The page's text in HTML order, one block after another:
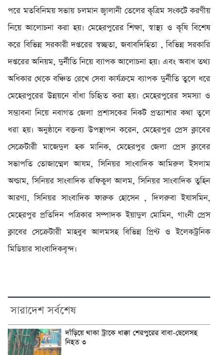
পরে মতবিনিময় সভায় চলমান জ্বালানী তেলের কৃত্রিম সংকটে করণীয়
নিয়ে আলোচনা করা হয়। মেহেরপুরের শিক্ষা, স্বাস্থ্য ও কৃষি বিশেষ
করে বিভিন্ন সরকারী দপ্তরের স্বচ্ছতা, জবাবদিহিতা , বিভিন্ন সরকারি
দপ্তরের অনিয়ম, দুর্নীতি নিয়ে ব্যাপক আলোচনা হয়। এবং অবাধ তথ্য
অধিকার থেকে বঞ্চিত রেখে সেবা কার্যক্রমে ব্যাপক দুর্নীতি তুলে ধরে
মেহেরপুরের উন্নয়নে বাঁধা চিহিৃত করা হয়। মেহেরপুরের সমস্যা ও
সম্ভাবনা নিয়ে নবাগত জেলা প্রশাসকের নিকট প্রত্যাশার কথা তুলে
ধরা হয়। অনুষ্ঠানে বক্তব্য উপস্থাপন করেন, মেহেরপুর প্রেস ক্লাবের
সেক্রেটারী মাজেদুল হক মানিক, মেহেরপুর জেলা প্রেস ক্লাবের
সভাপতি তোজাম্মেল আযম, সিনিয়র সাংবাদিক আমিরুল ইসলাম
অল্ডাম, সিনিয়র সাংবাদিক রফিকুল আলম, সিনিয়র সাংবাদিক তুহিন
আরণ্য, সিনিয়র সাংবাদিক ফারুক হোসেন , দিলরুবা ইযাসমিন,
মেহেরপুর প্রতিদিন পত্রিকার সম্পাদক ইয়াদুল মোমিন, গাংনী প্রেস
ক্লাবের সেক্রেটারী মাহবুব আলমসহ বিভিন্ন প্রিণ্ট ও ইলেকট্রনিক
মিডিয়ার সাংবাদিকবৃন্দ।
সারাদেশ সর্বশেষ
দাঁড়িয়ে থাকা ট্রাকে ধাক্কা শেরপুরের বাবা-ছেলেসহ
নিহত ৩